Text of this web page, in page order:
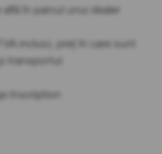
în parcul unui dealer
inclus), preț în care sunt
transportul.
Inscription